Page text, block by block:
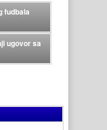
fudbala
ugovor sa